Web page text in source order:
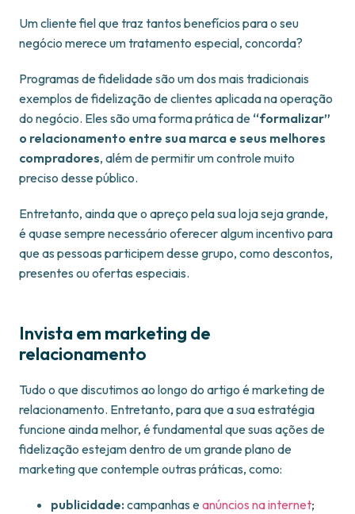
Um cliente fiel que traz tantos benefícios para o seu
negócio merece um tratamento especial, concorda?
Programas de fidelidade são um dos mais tradicionais
exemplos de fidelização de clientes aplicada na operação
do negócio. Eles são uma forma prática de “formalizar”
o relacionamento entre sua marca e seus melhores
compradores, além de permitir um controle muito
preciso desse público.
Entretanto, ainda que o apreço pela sua loja seja grande,
é quase sempre necessário oferecer algum incentivo para
que as pessoas participem desse grupo, como descontos,
presentes ou ofertas especiais.
Invista em marketing de
relacionamento
Tudo o que discutimos ao longo do artigo é marketing de
relacionamento. Entretanto, para que a sua estratégia
funcione ainda melhor, é fundamental que suas ações de
fidelização estejam dentro de um grande plano de
marketing que contemple outras práticas, como:
publicidade: campanhas eanúncios na internet;